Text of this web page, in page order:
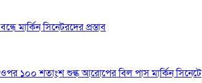
মার্কিন সিনেটরদের প্রস্তাব
১০০ শতাংশ শুল্ক আরোপের বিল পাস মার্কিন সিনেটে